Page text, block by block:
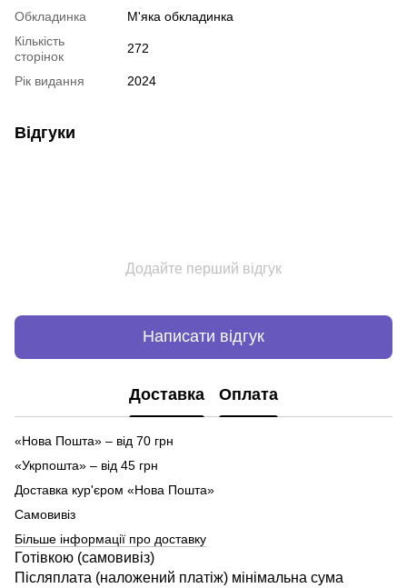
Обкладинка
М'яка обкладинка
Кількість
сторінок
272
Рік видання 2024
Відгуки
Додайте перший відгук
Написати відгук
Доставка Оплата
«Нова Пошта» – від 70 грн
«Укрпошта» – від 45 грн
Доставка кур'єром «Нова Пошта»
Самовивіз
Більше інформації про доставку
Готівкою (самовивіз)
Післяплата (наложений платіж) мінімальна сума